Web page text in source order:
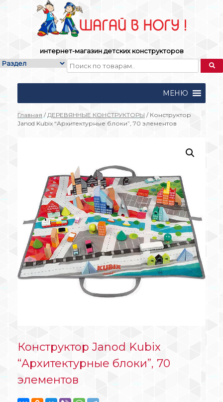
интернет-магазин детских конструкторов
МЕНЮ
Главная / ДЕРЕВЯННЫЕ КОНСТРУКТОРЫ / Конструктор
Janod Kubix “Архитектурные блоки”, 70 элементов
Конструктор Janod Kubix
“Архитектурные блоки”, 70
элементов